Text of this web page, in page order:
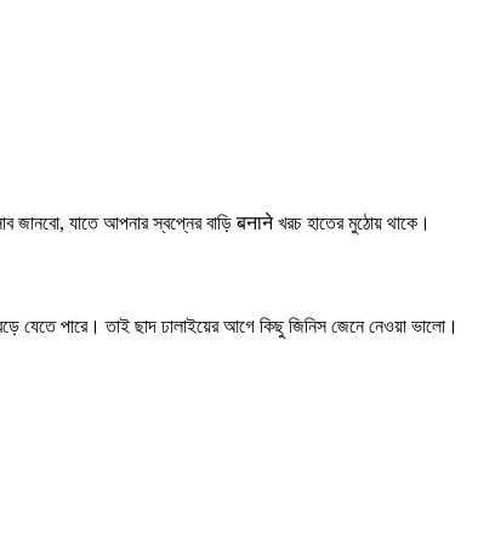
জানবো, যাতে আপনার স্বপ্নের বাড়ি बनाने খরচ হাতের মুঠোয় থাকে।
যেতে পারে। তাই ছাদ ঢালাইয়ের আগে কিছু জিনিস জেনে নেওয়া ভালো।